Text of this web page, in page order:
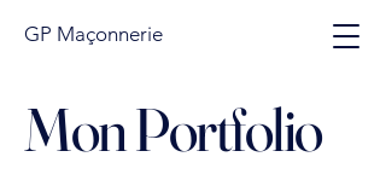
GP Maçonnerie
Mon Portfolio